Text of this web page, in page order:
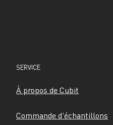
SERVICE
À propos de Cubit
Commande d'échantillons